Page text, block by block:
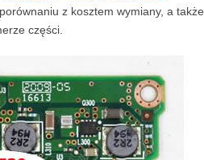
z kosztem wymiany, a także
części.